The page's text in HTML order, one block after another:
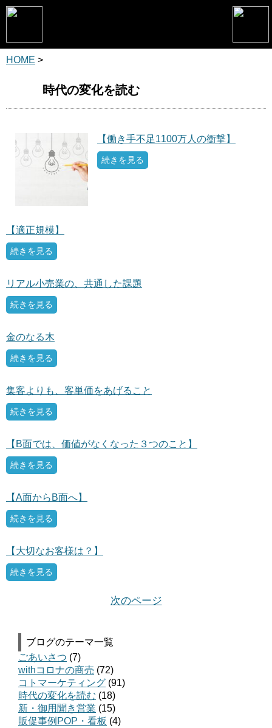
トップページ
松野恵介プロフィール
松野恵介のブログ
スケジュール
ガイアの実績
メールマガジン
お問い合わせ
HOME >
時代の変化を読む
【働き手不足1100万人の衝撃】
続きを見る
【適正規模】
続きを見る
リアル小売業の、共通した課題
続きを見る
金のなる木
続きを見る
集客よりも、客単価をあげること
続きを見る
【B面では、価値がなくなった３つのこと】
続きを見る
【A面からB面へ】
続きを見る
【大切なお客様は？】
続きを見る
次のページ
ブログのテーマ一覧
ごあいさつ (7)
withコロナの商売 (72)
コトマーケティング (91)
時代の変化を読む (18)
新・御用聞き営業 (15)
販促事例POP・看板 (4)